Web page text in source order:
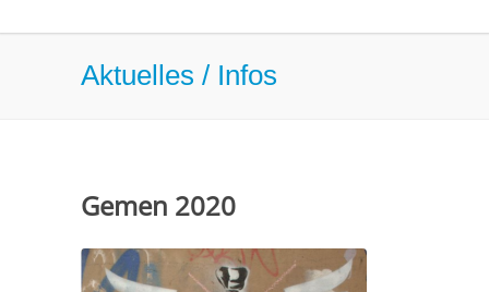
Aktuelles / Infos
Gemen 2020